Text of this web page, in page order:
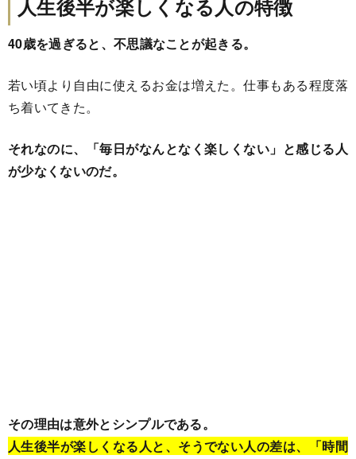
人生後半が楽しくなる人の特徴
40歳を過ぎると、不思議なことが起きる。
若い頃より自由に使えるお金は増えた。仕事もある程度落
ち着いてきた。
それなのに、「毎日がなんとなく楽しくない」と感じる人
が少なくないのだ。
その理由は意外とシンプルである。
人生後半が楽しくなる人と、そうでない人の差は、「時間